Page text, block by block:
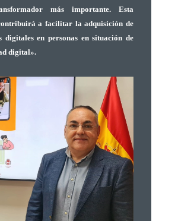
más importante. Esta
a facilitar la adquisición de
digitales en personas en situación de
digital».